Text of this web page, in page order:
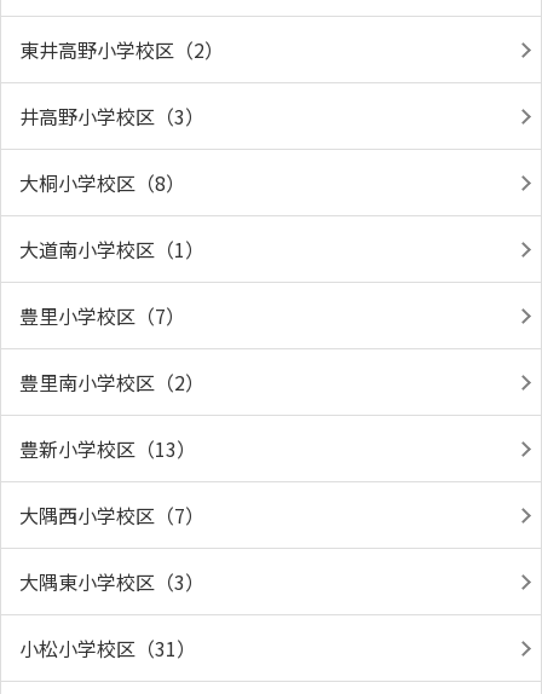
東井高野小学校区（2）
井高野小学校区（3）
大桐小学校区（8）
大道南小学校区（1）
豊里小学校区（7）
豊里南小学校区（2）
豊新小学校区（13）
大隅西小学校区（7）
大隅東小学校区（3）
小松小学校区（31）